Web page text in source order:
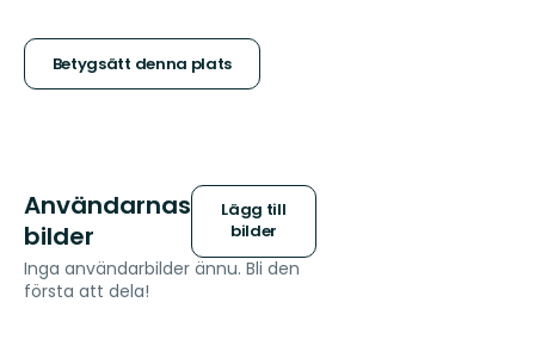
stjärnor
Betygsätt denna plats
Användarnas
bilder
Lägg till
bilder
Inga användarbilder ännu. Bli den
första att dela!